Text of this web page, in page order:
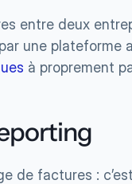
entre deux
une plateforme
à proprement
de factures :